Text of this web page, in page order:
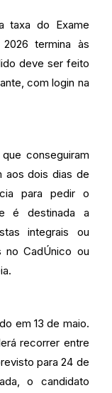
taxa do Exame
termina às
deve ser feito
com login na
conseguiram
aos dois dias de
para pedir o
é destinada a
integrais ou
no CadÚnico ou
em 13 de maio.
recorrer entre
para 24 de
o candidato